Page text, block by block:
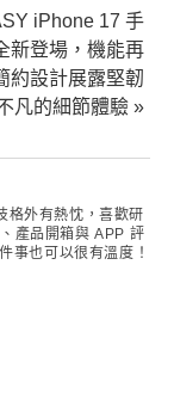
iPhone 17 手
新登場，機能再
約設計展露堅韌
凡的細節體驗 »
格外有熱忱，喜歡研
產品開箱與 APP 評
事也可以很有溫度！